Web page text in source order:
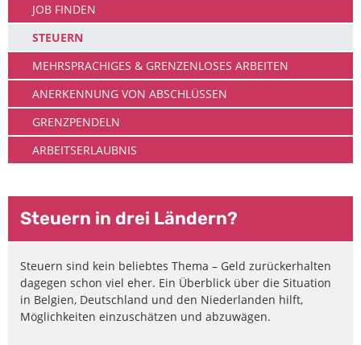
JOB FINDEN
STEUERN
MEHRSPRACHIGES & GRENZENLOSES ARBEITEN
ANERKENNUNG VON ABSCHLÜSSEN
GRENZPENDELN
ARBEITSERLAUBNIS
Steuern in drei Ländern?
Steuern sind kein beliebtes Thema – Geld zurückerhalten
dagegen schon viel eher. Ein Überblick über die Situation
in Belgien, Deutschland und den Niederlanden hilft,
Möglichkeiten einzuschätzen und abzuwägen.